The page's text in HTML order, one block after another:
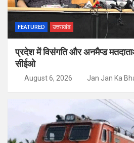
FEATURED उत्तराखंड
प्रदेश में विसंगति और अनमैप्ड
सीईओ
August 6, 2026 Jan Jan Ka